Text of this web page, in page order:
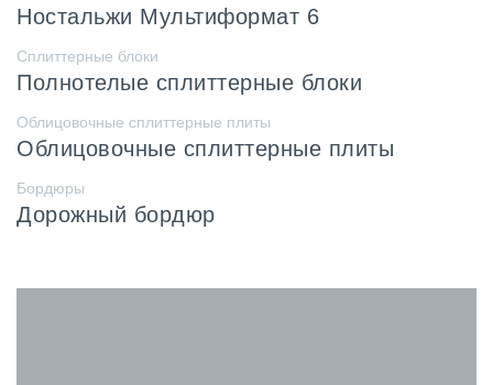
Ностальжи Мультиформат 6
Сплиттерные блоки
Полнотелые сплиттерные блоки
Облицовочные сплиттерные плиты
Облицовочные сплиттерные плиты
Бордюры
Дорожный бордюр